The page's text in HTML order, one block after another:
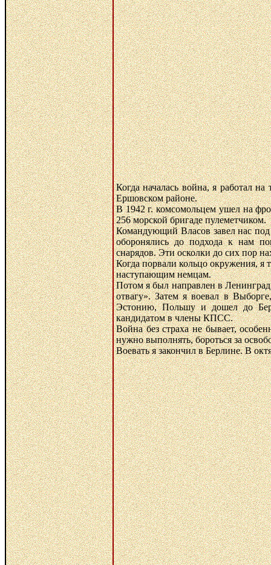
Когда началась война, я работал
Ершовском районе.
В 1942 г. комсомольцем ушел на
256 морской бригаде пулеметчиком.
Командующий Власов завел нас
оборонялись до подхода к нам
снарядов. Эти осколки до сих пор
Когда порвали кольцо окружения, я
наступающим немцам.
Потом я был направлен в
отвагу». Затем я воевал в
Эстонию, Польшу и дошел до
кандидатом в члены КПСС.
Война без страха не бывает,
нужно выполнять, бороться за
Воевать я закончил в Берлине. В